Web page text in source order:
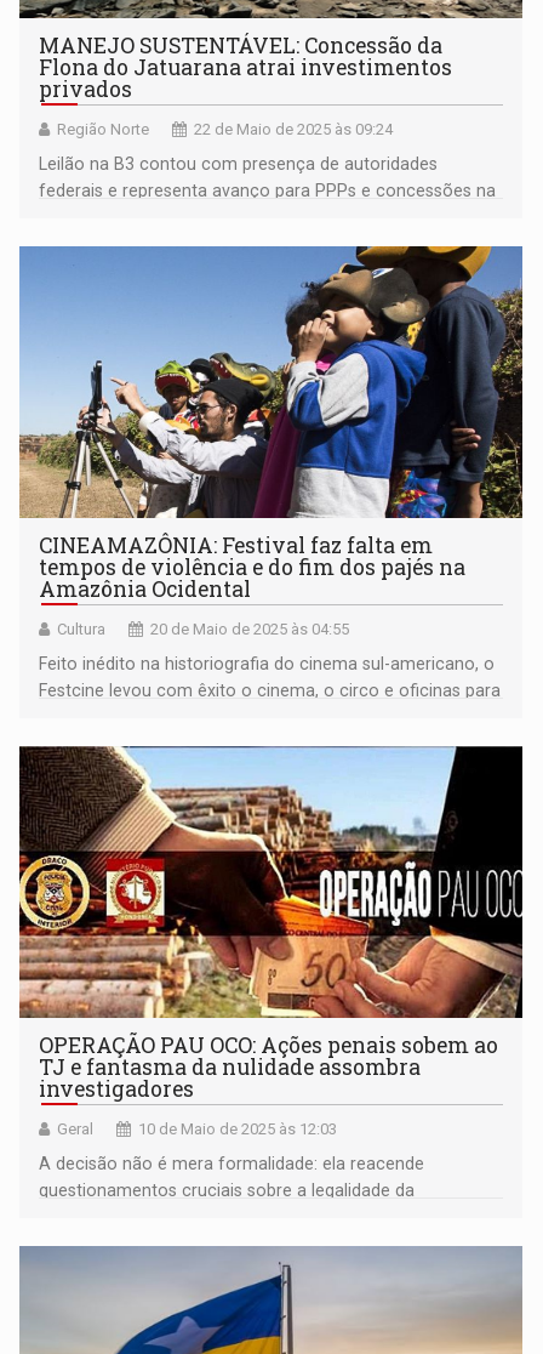
MANEJO SUSTENTÁVEL: Concessão da
Flona do Jatuarana atrai investimentos
privados
Região Norte 22 de Maio de 2025 às 09:24
Leilão na B3 contou com presença de autoridades
federais e representa avanço para PPPs e concessões na
CINEAMAZÔNIA: Festival faz falta em
tempos de violência e do fim dos pajés na
Amazônia Ocidental
Cultura 20 de Maio de 2025 às 04:55
Feito inédito na historiografia do cinema sul-americano, o
Festcine levou com êxito o cinema, o circo e oficinas para
entre Brasil e Bolívia.
OPERAÇÃO PAU OCO: Ações penais sobem ao
TJ e fantasma da nulidade assombra
investigadores
Geral 10 de Maio de 2025 às 12:03
A decisão não é mera formalidade: ela reacende
questionamentos cruciais sobre a legalidade da